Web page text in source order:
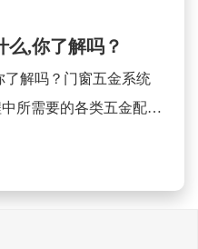
么,你了解吗？
了解吗？门窗五金系统
所需要的各类五金配件
了门窗的开关、锁具、
各种零部件。